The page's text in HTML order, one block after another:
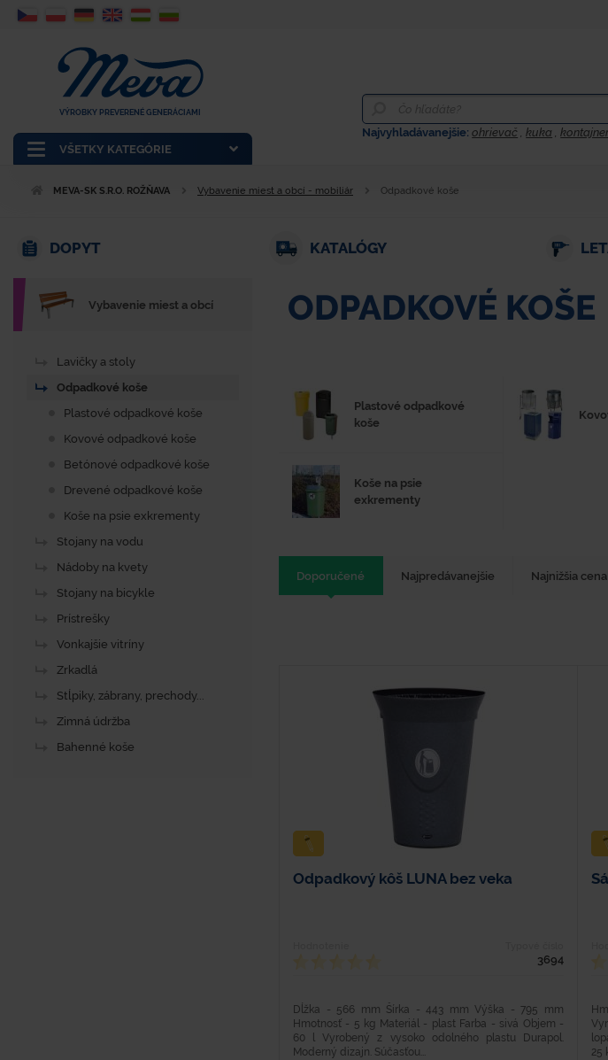
VŠETKY KATEGÓRIE
VÝROBKY PREVERENÉ GENERÁCIAMI
Najvyhladávanejšie:ohrievač ,kuka ,
MEVA-SK S.R.O. ROŽŇAVA Vybavenie miest a obcí - mobiliár Odpadkové koše
DOPYT KATALÓGY
ODPADKOVÉ KOŠE
Plastové odpadkové
koše
Koše na psie
exkrementy
Doporučené Najpredávanejšie Najnižšia cena
Odpadkový kôš LUNA bez veka
3694
Dĺžka - 566 mm Šírka - 443 mm Výška - 795 mm
Hmotnosť - 5 kg Materiál - plast Farba - sivá Objem -
60 l Vyrobený z vysoko odolného plastu Durapol.
Moderný dizajn. Súčasťou...
25
Vybavenie miest a obcí
Lavičky a stoly
Odpadkové koše
Plastové odpadkové koše
Kovové odpadkové koše
Betónové odpadkové koše
Drevené odpadkové koše
Koše na psie exkrementy
Stojany na vodu
Nádoby na kvety
Stojany na bicykle
Prístrešky
Vonkajšie vitríny
Zrkadlá
Stĺpiky, zábrany, prechody...
Zimná údržba
Bahenné koše